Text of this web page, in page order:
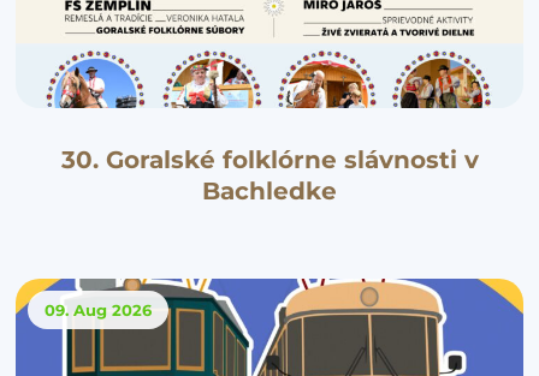
30. Goralské folklórne slávnosti v
Bachledke
09. Aug 2026